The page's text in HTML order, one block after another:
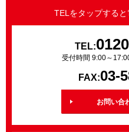
TELをタップすると
TEL:
受付時間 9:00～
FAX:03-
お問い合